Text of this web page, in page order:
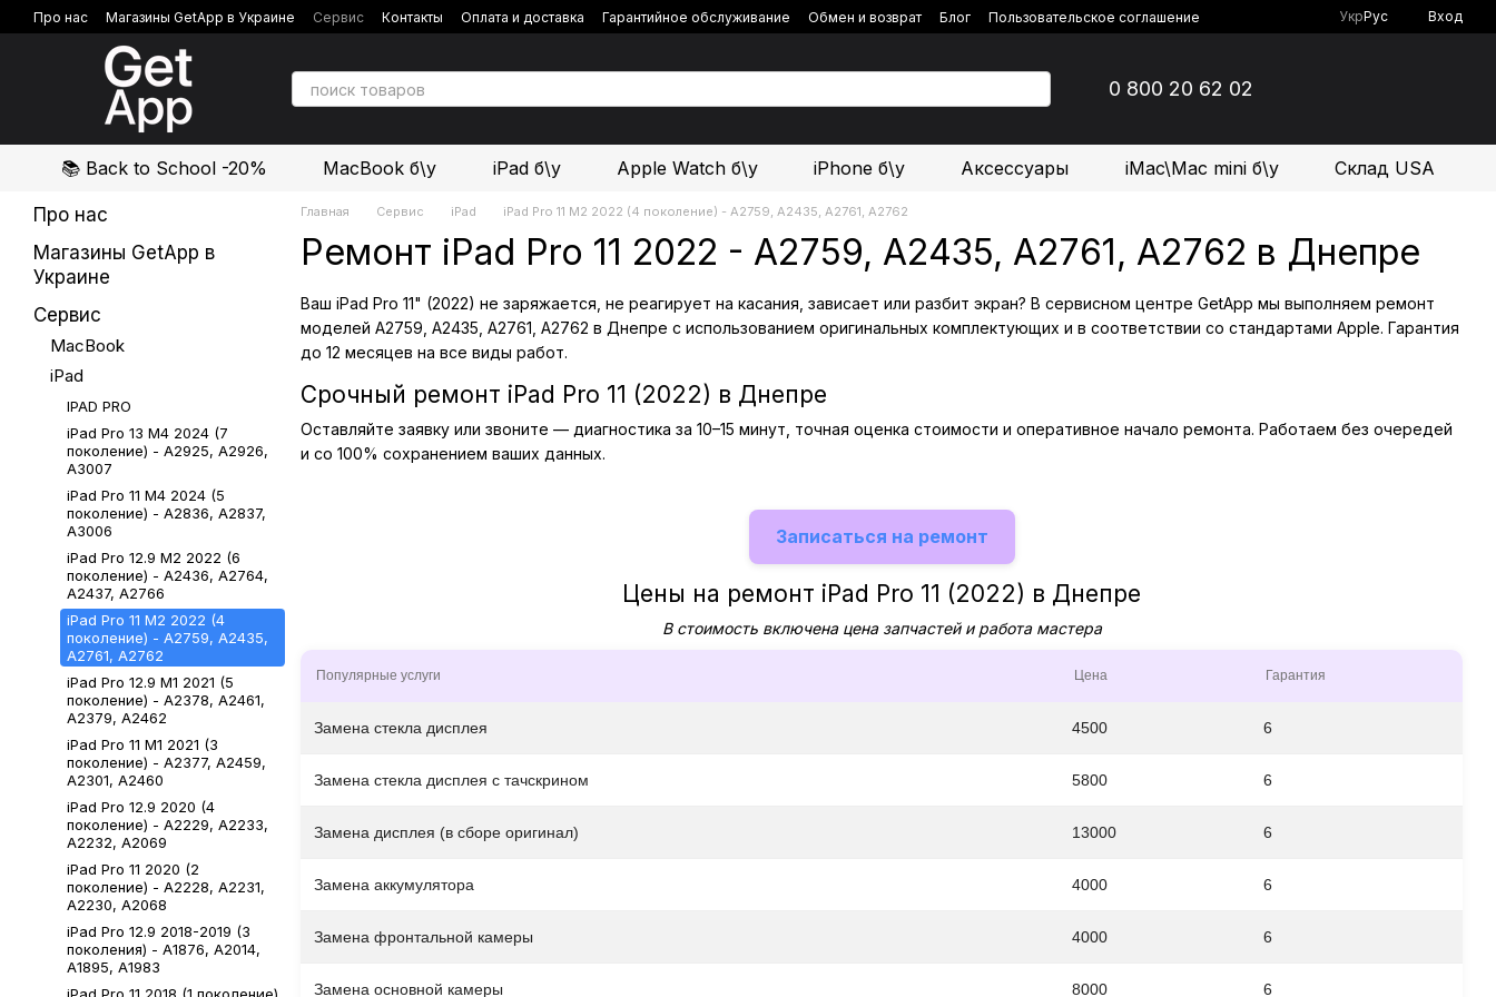
Перейти к основному контенту
Про нас Магазины GetApp в Украине Сервис Контакты Оплата и доставка Гарантийное обслуживание Обмен и возврат Блог
Пользовательское соглашение
Политика конфиденциальности
Отзывы о магазине
УкрРус Вход
0 800 20 62 02
📚 Back to School -20% MacBook б\у iPad б\у Apple Watch б\у iPhone б\у Аксессуары iMac\Mac mini б\у Склад USA
Главная Сервис iPad iPad Pro 11 М2 2022 (4 поколение) - A2759, A2435, A2761, A2762
Ремонт iPad Pro 11 2022 - A2759, A2435, A2761, A2762 в Днепре
Ваш iPad Pro 11" (2022) не заряжается, не реагирует на касания, зависает или разбит экран? В сервисном центре GetApp мы выполняем ремонт
моделей A2759, A2435, A2761, A2762 в Днепре с использованием оригинальных комплектующих и в соответствии со стандартами Apple. Гарантия
до 12 месяцев на все виды работ.
Срочный ремонт iPad Pro 11 (2022) в Днепре
Оставляйте заявку или звоните — диагностика за 10–15 минут, точная оценка стоимости и оперативное начало ремонта. Работаем без очередей
и со 100% сохранением ваших данных.
Записаться на ремонт
Цены на ремонт iPad Pro 11 (2022) в Днепре
В стоимость включена цена запчастей и работа мастера
Популярные услуги Цена Гарантия
Замена стекла дисплея 4500 6
Замена стекла дисплея с тачскрином 5800 6
Замена дисплея (в сборе оригинал) 13000 6
Замена аккумулятора 4000 6
Замена фронтальной камеры 4000 6
Замена основной камеры 8000 6
Про нас
Магазины GetApp в
Украине
Сервис
MacBook
iPad
IPAD PRO
iPad Pro 13 М4 2024 (7
поколение) - A2925, A2926,
A3007
iPad Pro 11 М4 2024 (5
поколение) - A2836, A2837,
A3006
iPad Pro 12.9 М2 2022 (6
поколение) - A2436, A2764,
A2437, A2766
iPad Pro 11 М2 2022 (4
поколение) - A2759, A2435,
A2761, A2762
iPad Pro 12.9 М1 2021 (5
поколение) - A2378, A2461,
A2379, A2462
iPad Pro 11 М1 2021 (3
поколение) - A2377, A2459,
A2301, A2460
iPad Pro 12.9 2020 (4
поколение) - A2229, A2233,
A2232, A2069
iPad Pro 11 2020 (2
поколение) - A2228, A2231,
A2230, A2068
iPad Pro 12.9 2018-2019 (3
поколения) - A1876, A2014,
A1895, A1983